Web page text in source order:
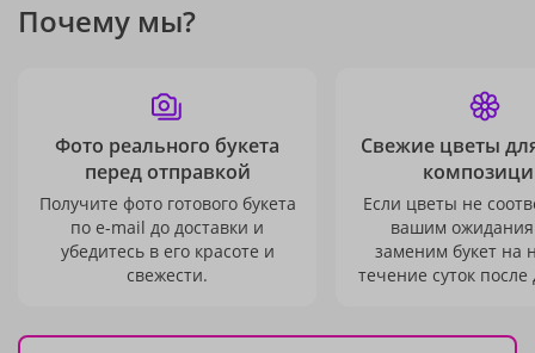
Почему мы?
Фото реального букета
перед отправкой
Получите фото готового букета
по e-mail до доставки и
убедитесь в его красоте и
свежести.
Свежие цветы
Если цветы не
вашим
заменим букет на
течение суток после